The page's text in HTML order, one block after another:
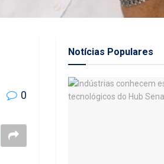
0
Notícias Populares